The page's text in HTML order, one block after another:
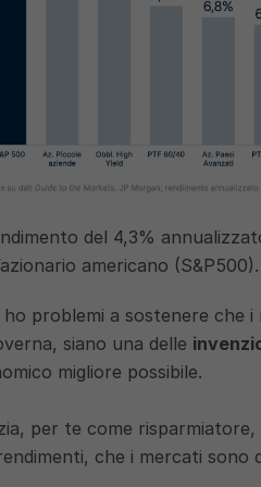
del 4,3%
americano (S&P500).
problemi a sostenere che
siano una delle
migliore possibile.
per te come
che i mercati sono